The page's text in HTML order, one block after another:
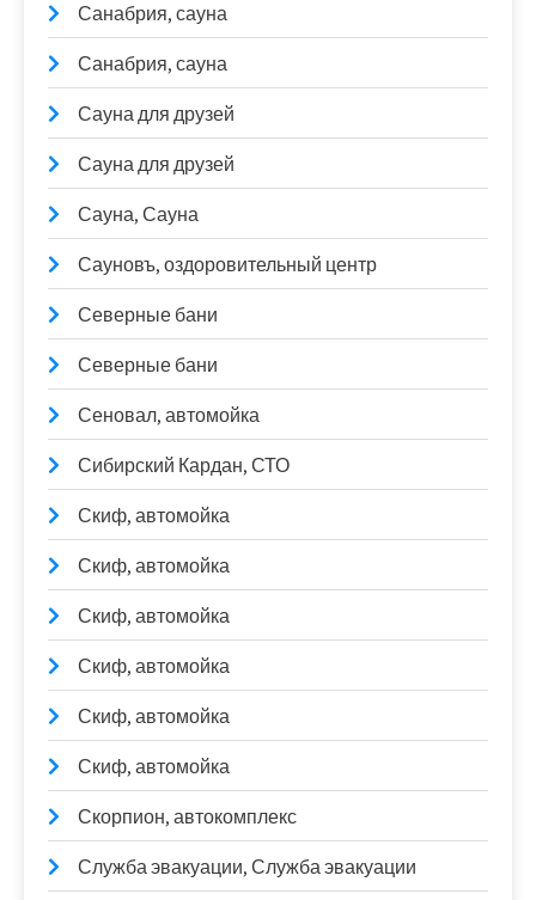
Санабрия, сауна
Санабрия, сауна
Сауна для друзей
Сауна для друзей
Сауна, Сауна
Сауновъ, оздоровительный центр
Северные бани
Северные бани
Сеновал, автомойка
Сибирский Кардан, СТО
Скиф, автомойка
Скиф, автомойка
Скиф, автомойка
Скиф, автомойка
Скиф, автомойка
Скиф, автомойка
Скорпион, автокомплекс
Служба эвакуации, Служба эвакуации